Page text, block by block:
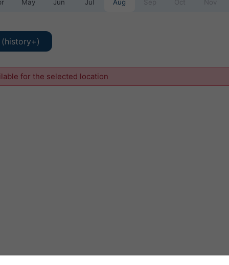
May Jun Jul Aug Sep Oct Nov
(history+)
for the selected location